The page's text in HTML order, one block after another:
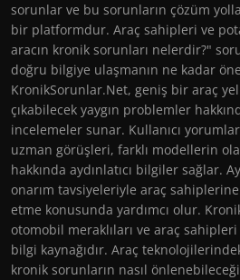
sorunlar ve bu sorunların çözüm
bir platformdur. Araç sahipleri ve
aracın kronik sorunları nelerdir?"
doğru bilgiye ulaşmanın ne kadar
KronikSorunlar.Net, geniş bir araç
çıkabilecek yaygın problemler
incelemeler sunar. Kullanıcı
uzman görüşleri, farklı modellerin
hakkında aydınlatıcı bilgiler sağlar.
onarım tavsiyeleriyle araç
etme konusunda yardımcı olur.
otomobil meraklıları ve araç
bilgi kaynağıdır. Araç
kronik sorunların nasıl